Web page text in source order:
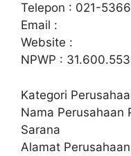
Telepon : 021-
Email :
Website :
NPWP :
Kategori
Nama Perusahaan
Sarana
Alamat